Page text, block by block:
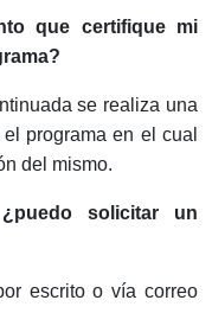
que certifique mi
se realiza una
programa en el cual
del mismo.
solicitar un
escrito o vía correo